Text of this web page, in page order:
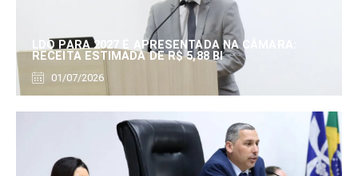
LDO PARA 2027 É APRESENTADA NA CÂMARA:
RECEITA ESTIMADA DE R$ 5,88 BI
01/07/2026